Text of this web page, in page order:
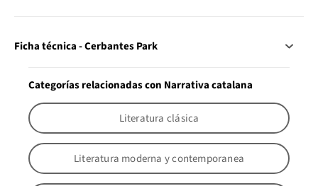
Ficha técnica - Cerbantes Park
Categorías relacionadas con Narrativa catalana
Literatura clásica
Literatura moderna y contemporanea